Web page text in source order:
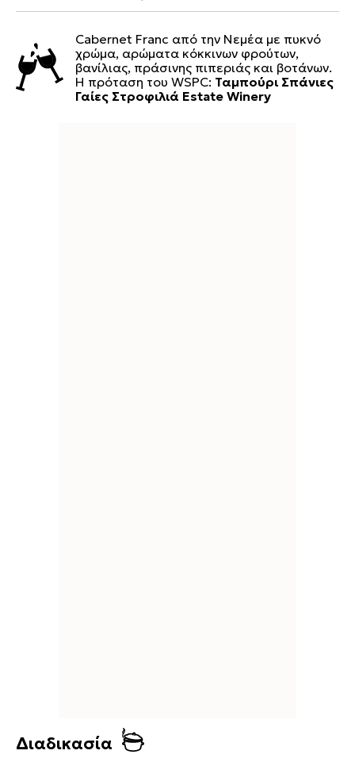
Cabernet Franc από την Νεμέα με πυκνό
χρώμα, αρώματα κόκκινων φρούτων,
βανίλιας, πράσινης πιπεριάς και βοτάνων.
Η πρόταση του WSPC: Ταμπούρι Σπάνιες
Γαίες Στροφιλιά Estate Winery
Διαδικασία